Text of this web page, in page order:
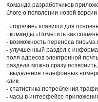
Команда разработчиков
блоге о появлении новой
- «горячие» клавиши для
- команды «Пометить как спам/
- возможность переноса
- улучшенный раздел с
поля адресов электронной
раздела можно сразу
- выделение телефонных
клик;
- статистика потребления
- часы в интерфейсе